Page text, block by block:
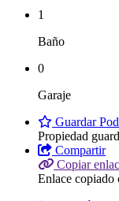
1
Baño
0
Garaje
Guardar
Propiedad
Compartir
Copiar
Enlace copiado